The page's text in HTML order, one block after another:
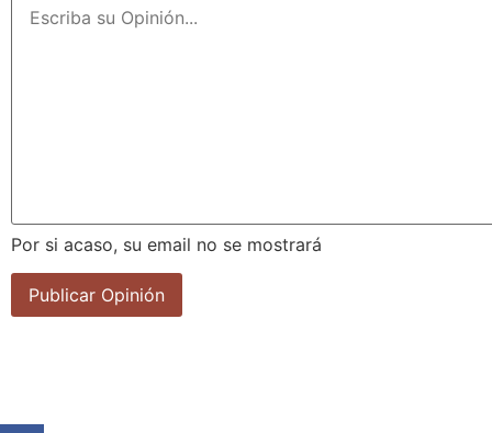
Por si acaso, su email no se mostrará